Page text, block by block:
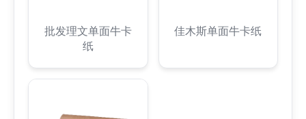
批发理文单面牛卡
纸
佳木斯单面牛卡纸